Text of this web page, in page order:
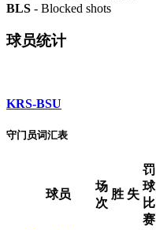
BLS - Blocked shots
球员统计
KRS-BSU
守门员词汇表
球员
场
次
胜 失
罚
球
比
赛